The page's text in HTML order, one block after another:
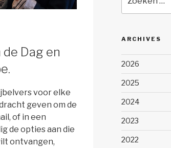
Dag en
voor elke
geven om de
of in een
de opties aan die
ontvangen,
naar:
ARCHIVES
2026
2025
2024
2023
2022